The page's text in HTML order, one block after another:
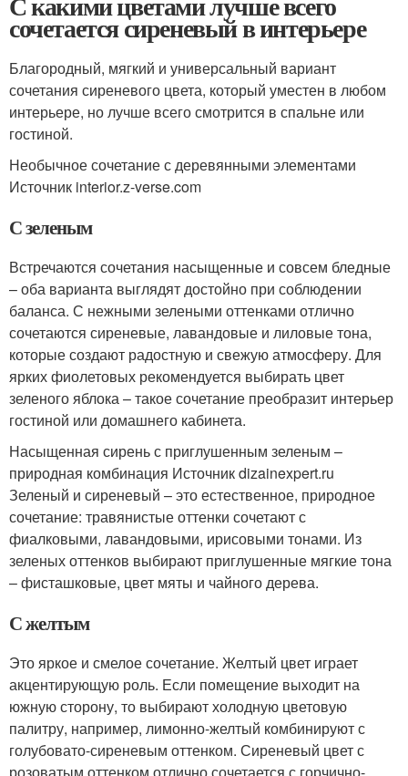
сочетается сиреневый в интерьере
Благородный, мягкий и универсальный вариант
сочетания сиреневого цвета, который уместен в любом
интерьере, но лучше всего смотрится в спальне или
гостиной.
Необычное сочетание с деревянными элементами
Источник interior.z-verse.com
С зеленым
Встречаются сочетания насыщенные и совсем бледные
– оба варианта выглядят достойно при соблюдении
баланса. С нежными зелеными оттенками отлично
сочетаются сиреневые, лавандовые и лиловые тона,
которые создают радостную и свежую атмосферу. Для
ярких фиолетовых рекомендуется выбирать цвет
зеленого яблока – такое сочетание преобразит интерьер
гостиной или домашнего кабинета.
Насыщенная сирень с приглушенным зеленым –
природная комбинация Источник dizainexpert.ru
Зеленый и сиреневый – это естественное, природное
сочетание: травянистые оттенки сочетают с
фиалковыми, лавандовыми, ирисовыми тонами. Из
зеленых оттенков выбирают приглушенные мягкие тона
– фисташковые, цвет мяты и чайного дерева.
С желтым
Это яркое и смелое сочетание. Желтый цвет играет
акцентирующую роль. Если помещение выходит на
южную сторону, то выбирают холодную цветовую
палитру, например, лимонно-желтый комбинируют с
голубовато-сиреневым оттенком. Сиреневый цвет с